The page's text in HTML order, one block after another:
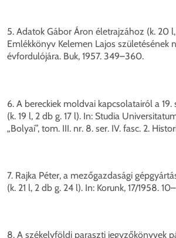
5. Adatok Gábor Áron életrajzához (k. 20 l,
Emlékkönyv Kelemen Lajos születésének
évfordulójára. Buk, 1957. 349–360.
6. A bereckiek moldvai kapcsolatairól a
(k. 19 l, 2 db g. 17 l). In: Studia
„Bolyai”, tom. III. nr. 8. ser. IV. fasc. 2.
7. Rajka Péter, a mezőgazdasági
(k. 21 l, 2 db g. 24 l). In: Korunk, 17/1958.
8. A székelyföldi paraszti jegyzőkönyvek